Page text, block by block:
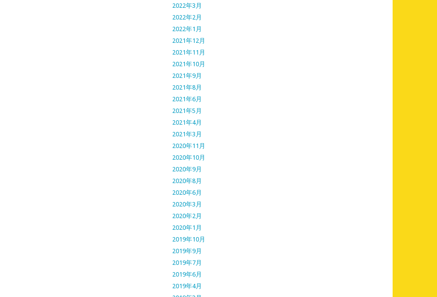
2022年3月
2022年2月
2022年1月
2021年12月
2021年11月
2021年10月
2021年9月
2021年8月
2021年6月
2021年5月
2021年4月
2021年3月
2020年11月
2020年10月
2020年9月
2020年8月
2020年6月
2020年3月
2020年2月
2020年1月
2019年10月
2019年9月
2019年7月
2019年6月
2019年4月